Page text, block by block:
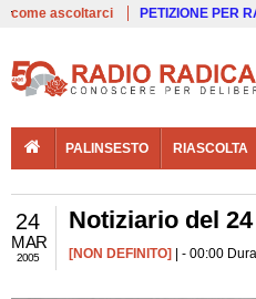
come ascoltarci PETIZIONE PER
PALINSESTO RIASCOLTA
24
MAR
2005
Notiziario del
[NON DEFINITO] | - 00:00